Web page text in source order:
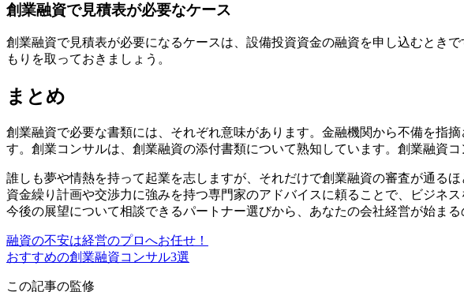
創業融資で見積表が必要なケース
創業融資で見積表が必要になるケースは、設備投資資金の融資を申し込むとき
もりを取っておきましょう。
まとめ
創業融資で必要な書類には、それぞれ意味があります。金融機関から不備を指
す。創業コンサルは、創業融資の添付書類について熟知しています。創業融資
誰しも夢や情熱を持って起業を志しますが、それだけで創業融資の審査が通るほ
資金繰り計画や交渉力に強みを持つ専門家のアドバイスに頼る ことで、ビジネス
今後の展望について相談できるパートナー選びから、あなたの会社経営が始まる
融資の不安は経営のプロへお任せ！
おすすめの創業融資コンサル3選
この記事の監修